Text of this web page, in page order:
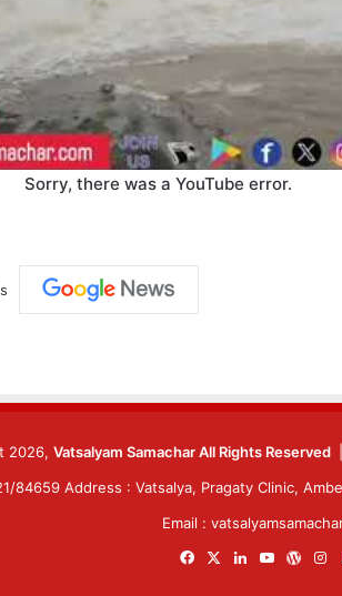
Sorry, there was a YouTube error.
2026,Vatsalyam Samachar All Rights Reserved
84659 Address : Vatsalya, Pragaty Clinic,
Email :
FacebookLinkedInYouTube